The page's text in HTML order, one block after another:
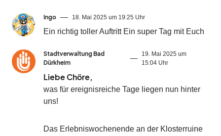
Ingo 18. Mai 2025 um 19:25 Uhr
Ein richtig toller Auftritt Ein super Tag mit Euch
Stadtverwaltung Bad
Dürkheim
19. Mai 2025 um
15:04 Uhr
Liebe Chöre,
was für ereignisreiche Tage liegen nun hinter
uns!
Das Erlebniswochenende an der Klosterruine